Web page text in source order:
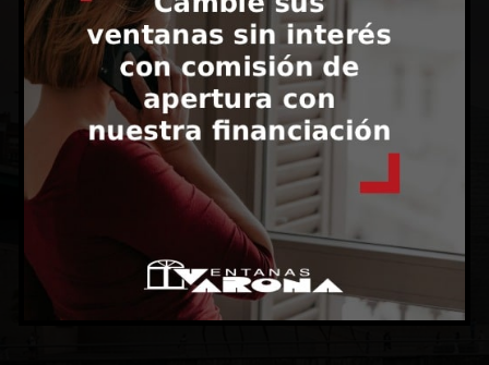
Nicolas Maria Urgoiti Kalea, 6, 48850 Aranguren,
Bizkaia
ESCRÍBENOS
info@ventanasvarona.com
946 67 06 52